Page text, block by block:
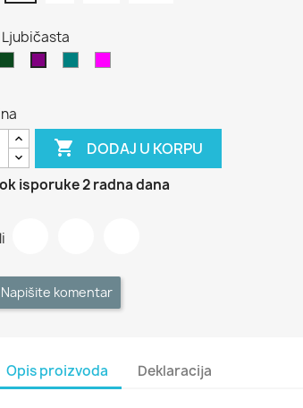
Ljubičasta
 DODAJ U KORPU
isporuke 2 radna dana
Napišite komentar
Opis proizvoda Deklaracija